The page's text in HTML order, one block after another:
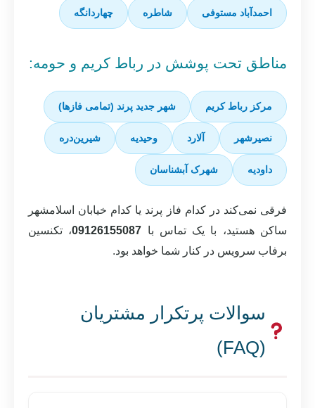
احمدآباد مستوفی شاطره چهاردانگه
مناطق تحت پوشش در رباط کریم و حومه:
مرکز رباط کریم شهر جدید پرند (تمامی فازها)
نصیرشهر آلارد وحیدیه شیرین‌دره
داودیه شهرک آبشناسان
فرقی نمی‌کند در کدام فاز پرند یا کدام خیابان اسلامشهر
ساکن هستید، با یک تماس با 09126155087، تکنسین
برفاب سرویس در کنار شما خواهد بود.
سوالات پرتکرار مشتریان
(FAQ)